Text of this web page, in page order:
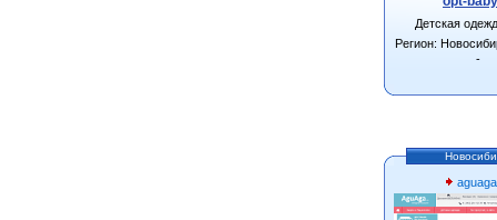
Детская
Регион:
-